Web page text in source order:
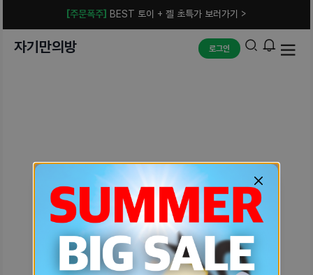
[주문폭주] BEST 토이 + 젤 초특가 보러가기 >
자기만의방 로그인
예상치 못한 에러입니다.